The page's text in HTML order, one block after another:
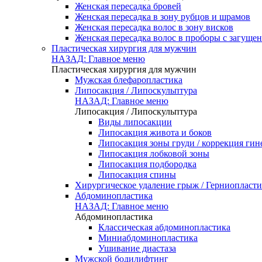
Женская пересадка бровей
Женская пересадка в зону рубцов и шрамов
Женская пересадка волос в зону висков
Женская пересадка волос в проборы с
Пластическая хирургия для мужчин
НАЗАД: Главное меню
Пластическая хирургия для мужчин
Мужская блефаропластика
Липосакция / Липоскульптура
НАЗАД: Главное меню
Липосакция / Липоскульптура
Виды липосакции
Липосакция живота и боков
Липосакция зоны груди / коррекция
Липосакция лобковой зоны
Липосакция подбородка
Липосакция спины
Хирургическое удаление грыж /
Абдоминопластика
НАЗАД: Главное меню
Абдоминопластика
Классическая абдоминопластика
Миниабдоминопластика
Ушивание диастаза
Мужской бодилифтинг